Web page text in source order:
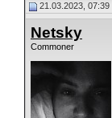
21.03.2023, 07:39
Netsky
Commoner